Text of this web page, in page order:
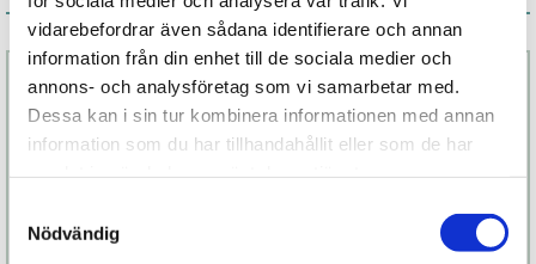
vidarebefordrar även sådana identifierare och annan
information från din enhet till de sociala medier och
annons- och analysföretag som vi samarbetar med.
Dessa kan i sin tur kombinera informationen med annan
information som du har tillhandahållit eller som de har
Nödvändig
Associerade produkter